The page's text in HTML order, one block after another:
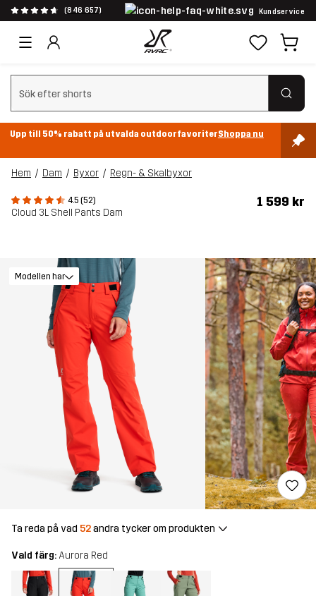
(846 657) Kundservice
Rensa sök
Upp till 50% rabatt på utvalda outdoorfavoriterShoppa nu
Hem Dam Byxor Regn- & Skalbyxor
4.5 (52)
Cloud 3L Shell Pants Dam
1 599 kr
Modellen har
Ta reda på vad 52andra tycker om produkten
Vald färg: Aurora Red